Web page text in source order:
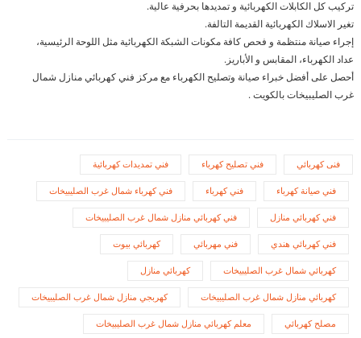
تركيب كل الكابلات الكهربائية و تمديدها بحرفية عالية.
تغير الاسلاك الكهربائية القديمة التالفة.
إجراء صيانة منتظمة و فحص كافة مكونات الشبكة الكهربائية مثل اللوحة الرئيسية،
عداد الكهرباء، المقابس و الأباريز.
أحصل على أفضل خبراء صيانة وتصليح الكهرباء مع مركز فني كهربائي منازل شمال
غرب الصليبيخات بالكويت .
فنى كهربائي فني تصليح كهرباء فني تمديدات كهربائية
فني صيانة كهرباء فني كهرباء فني كهرباء شمال غرب الصليبيخات
فني كهربائي منازل فني كهربائي منازل شمال غرب الصليبيخات
فني كهربائي هندي فني مهربائي كهربائي بيوت
كهربائي شمال غرب الصليبيخات كهربائي منازل
كهربائي منازل شمال غرب الصليبيخات كهربجي منازل شمال غرب الصليبيخات
مصلح كهربائي معلم كهربائي منازل شمال غرب الصليبيخات